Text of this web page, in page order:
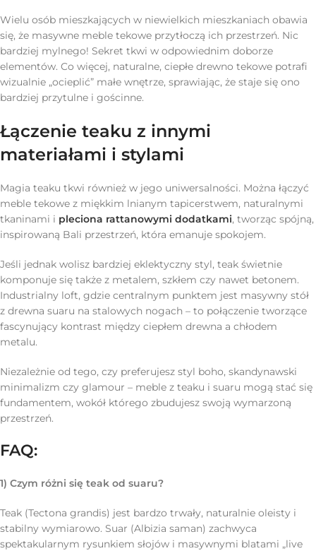
Wielu osób mieszkających w niewielkich mieszkaniach obawia
się, że masywne meble tekowe przytłoczą ich przestrzeń. Nic
bardziej mylnego! Sekret tkwi w odpowiednim doborze
elementów. Co więcej, naturalne, ciepłe drewno tekowe potrafi
wizualnie „ocieplić” małe wnętrze, sprawiając, że staje się ono
bardziej przytulne i gościnne.
Łączenie teaku z innymi
materiałami i stylami
Magia teaku tkwi również w jego uniwersalności. Można łączyć
meble tekowe z miękkim lnianym tapicerstwem, naturalnymi
tkaninami i pleciona rattanowymi dodatkami, tworząc spójną,
inspirowaną Bali przestrzeń, która emanuje spokojem.
Jeśli jednak wolisz bardziej eklektyczny styl, teak świetnie
komponuje się także z metalem, szkłem czy nawet betonem.
Industrialny loft, gdzie centralnym punktem jest masywny stół
z drewna suaru na stalowych nogach – to połączenie tworzące
fascynujący kontrast między ciepłem drewna a chłodem
metalu.
Niezależnie od tego, czy preferujesz styl boho, skandynawski
minimalizm czy glamour – meble z teaku i suaru mogą stać się
fundamentem, wokół którego zbudujesz swoją wymarzoną
przestrzeń.
FAQ:
1) Czym różni się teak od suaru?
Teak (Tectona grandis) jest bardzo trwały, naturalnie oleisty i
stabilny wymiarowo. Suar (Albizia saman) zachwyca
spektakularnym rysunkiem słojów i masywnymi blatami „live